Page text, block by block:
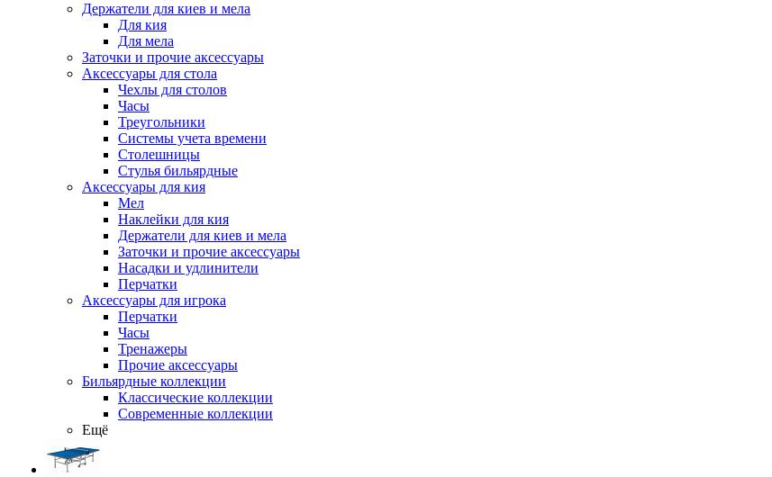
Держатели для киев и мела
Для кия
Для мела
Заточки и прочие аксессуары
Аксессуары для стола
Чехлы для столов
Часы
Треугольники
Системы учета времени
Столешницы
Стулья бильярдные
Аксессуары для кия
Мел
Наклейки для кия
Держатели для киев и мела
Заточки и прочие аксессуары
Насадки и удлинители
Перчатки
Аксессуары для игрока
Перчатки
Часы
Тренажеры
Прочие аксессуары
Бильярдные коллекции
Классические коллекции
Современные коллекции
Ещё